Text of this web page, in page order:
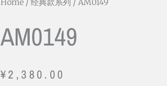
Home / 经典款系列 / AM0149
AM0149
¥2,380.00